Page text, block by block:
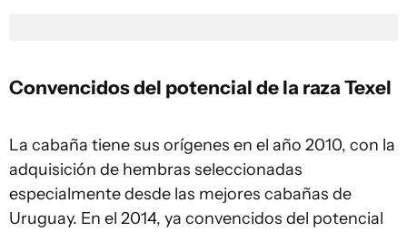
Convencidos del potencial de la raza Texel
La cabaña tiene sus orígenes en el año 2010, con la
adquisición de hembras seleccionadas
especialmente desde las mejores cabañas de
Uruguay. En el 2014, ya convencidos del potencial